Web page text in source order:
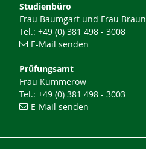
Studienbüro
Frau Baumgart und Frau Braun
Tel.: +49 (0) 381 498 - 3008
E-Mail senden
Prüfungsamt
Frau Kummerow
Tel.: +49 (0) 381 498 - 3003
E-Mail senden